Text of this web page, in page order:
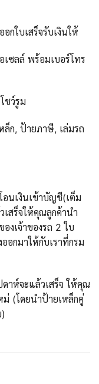
กใบเสร็จรับเงินให้
ซลล์ พร้อมเบอร์โทร
ชว์รูม
ก, ป้ายภาษี, เล่มรถ
อนเงินเข้าบัญชี(เต็ม
เสร็จให้คุณลูกค้านำ
งเจ้าของรถ 2 ใบ
อกมาให้กับเราที่กรม
าห์จะแล้วเสร็จ ให้คุณ
(โดยนำป้ายเหล็กคู่